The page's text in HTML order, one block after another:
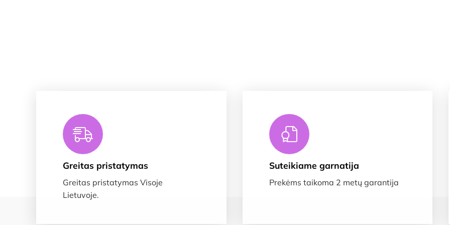
Greitas pristatymas
Greitas pristatymas Visoje
Lietuvoje.
Suteikiame garnatija
Prekėms taikoma 2 metų garantija